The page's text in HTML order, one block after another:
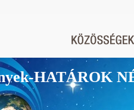
HATÁROK